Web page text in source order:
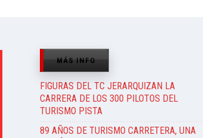
MÁS INFO
FIGURAS DEL TC JERARQUIZAN LA
CARRERA DE LOS 300 PILOTOS DEL
TURISMO PISTA
89 AÑOS DE TURISMO CARRETERA, UNA